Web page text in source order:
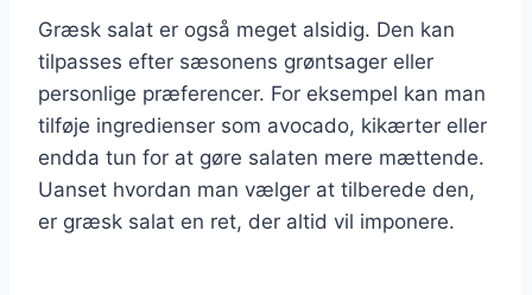
Græsk salat er også meget alsidig. Den kan
tilpasses efter sæsonens grøntsager eller
personlige præferencer. For eksempel kan man
tilføje ingredienser som avocado, kikærter eller
endda tun for at gøre salaten mere mættende.
Uanset hvordan man vælger at tilberede den,
er græsk salat en ret, der altid vil imponere.